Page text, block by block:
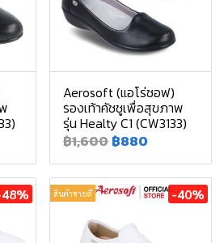
Aerosoft (แอโร่ซอฟ)
รองเท้าคัชชูเพื่อสุขภาพ
รุ่น Healty C1 (CW3133)
฿1,600 ฿880
สินค้าขายดี -40%